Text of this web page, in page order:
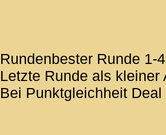
Rundenbester Runde 1-
Letzte Runde als kleiner
Bei Punktgleichheit Deal